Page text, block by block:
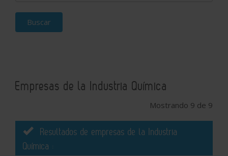
Buscar
Empresas de la Industria Química
Mostrando 9 de 9
Resultados de empresas de la Industria
Química :